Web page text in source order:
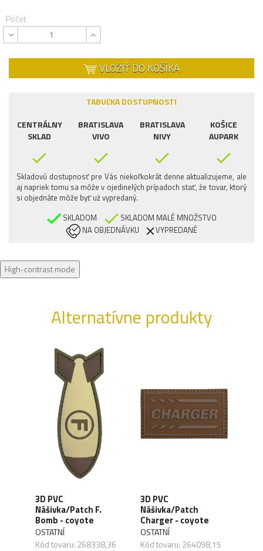
Počet
VLOŽIŤ DO KOŠÍKA
TABUĽKA DOSTUPNOSTI
CENTRÁLNY
SKLAD
BRATISLAVA
VIVO
BRATISLAVA
NIVY
KOŠICE
AUPARK
Skladovú dostupnosť pre Vás niekoľkokrát denne aktualizujeme, ale
aj napriek tomu sa môže v ojedinelých prípadoch stať, že tovar, ktorý
si objednáte môže byť už vypredaný.
SKLADOM
SKLADOM MALÉ MNOŽSTVO
NA OBJEDNÁVKU
VYPREDANÉ
High-contrast mode
Alternatívne produkty
3D PVC
Nášivka/Patch F.
Bomb - coyote
OSTATNÍ
Kód tovaru: 268338,36
3D PVC
Nášivka/Patch
Charger - coyote
OSTATNÍ
Kód tovaru: 264098,15